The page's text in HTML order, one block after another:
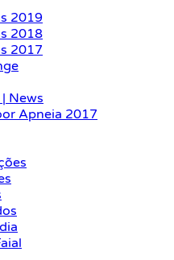
2019
2018
2017
News
Apneia 2017